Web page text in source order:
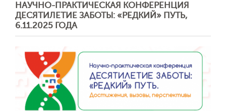
НАУЧНО-ПРАКТИЧЕСКАЯ КОНФЕРЕНЦИЯ
ДЕСЯТИЛЕТИЕ ЗАБОТЫ: «РЕДКИЙ» ПУТЬ,
6.11.2025 ГОДА
Отправить